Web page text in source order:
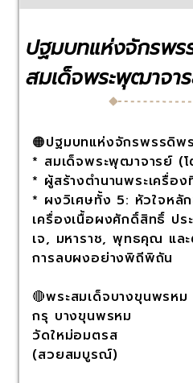
ปฐมบทแห่งจักรพร
สมเด็จพระพุฒาจา
🟠ปฐมบทแห่งจักรพรรดิพ
* สมเด็จพระพุฒาจารย์ (
* ผู้สร้างตำนานพระเครื่อ
* ผงวิเศษทั้ง 5: หัวใจหลั
เครื่องเนื้อผงศักดิ์สิทธิ์ ป
เจ, มหาราช, พุทธคุณ แล
การลบผงอย่างพิถีพิถัน
🔴พระสมเด็จบางขุนพรห
กรุ บางขุนพรหม
วัดใหม่อมตรส
(สวยสมบูรณ์)